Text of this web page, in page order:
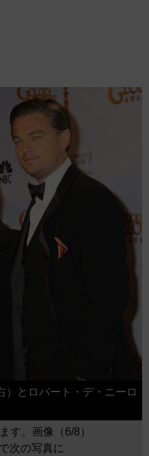
）とロバート・デ・ニーロ
す。画像（6/8）
次の写真に